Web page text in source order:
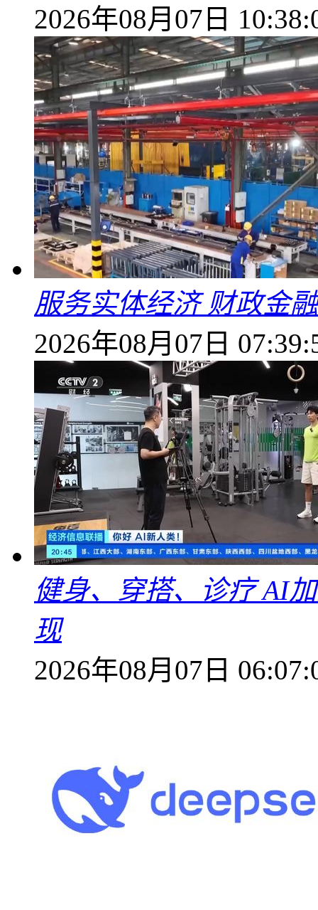
2026年08月07日
服务实体经济 财政金
2026年08月07日
健身、穿搭、诊疗 AI
现
2026年08月07日